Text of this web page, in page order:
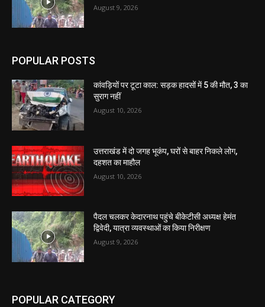
August 9, 2026
POPULAR POSTS
कांवड़ियों पर टूटा काल: सड़क हादसों में 5 की मौत, 3 का
सुराग नहीं
August 10, 2026
उत्तराखंड में दो जगह भूकंप, घरों से बाहर निकले लोग,
दहशत का माहौल
August 10, 2026
पैदल चलकर केदारनाथ पहुंचे बीकेटीसी अध्यक्ष हेमंत
द्विवेदी, यात्रा व्यवस्थाओं का किया निरीक्षण
August 9, 2026
POPULAR CATEGORY